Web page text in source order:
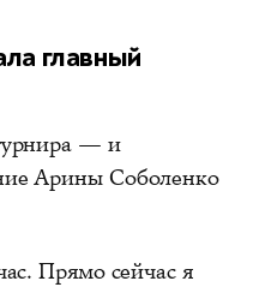
главный
— и
Арины Соболенко
Прямо сейчас я